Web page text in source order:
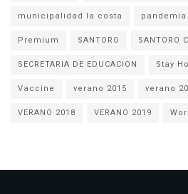
municipalidad la costa
pandemia
Premium
SANTORO
SANTORO
SECRETARIA DE EDUCACION
Stay
Vaccine
verano 2015 verano
VERANO 2018
VERANO 2019